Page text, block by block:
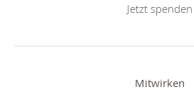
Jetzt spenden
Mitwirken